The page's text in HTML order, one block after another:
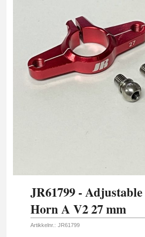
JR61799 -
Horn A V2 27 mm
Artikkelnr.: JR61799